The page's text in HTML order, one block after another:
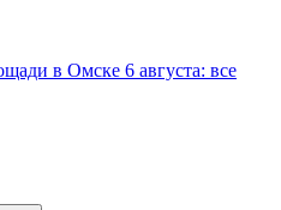
в Омске 6 августа: все